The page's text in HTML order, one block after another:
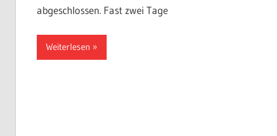
abgeschlossen. Fast zwei Tage
Weiterlesen